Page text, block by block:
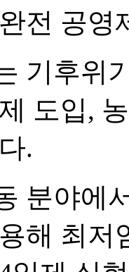
전 공영
기후위
도입,
.
분야에
해 최저